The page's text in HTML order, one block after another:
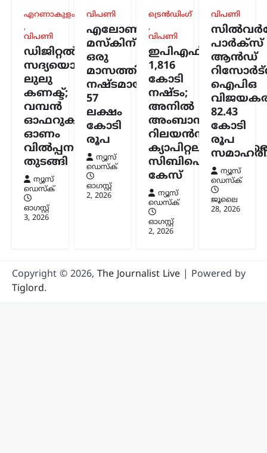
അര്‍ജുന്‍ ആയങ്കിക്കായി
വ്യാപക തിരച്ചില്‍;
വേഗത്തില്‍ പിടികൂടാന്‍
നിര്‍ദേശം നല്‍കി രമേശ്
ചെന്നിത്തല
ന്യൂസ് ഡെസ്ക്
ഓഗസ്റ്റ്‌ 7, 2026
പൊലീസിനെ പരസ്യമായി വെല്ലുവിളിച്ച
അര്‍ജുന്‍ ആയങ്കിയെ എത്രയും വേഗം
പിടികൂടാന്‍ ആഭ്യന്തരമന്ത്രി രമേശ്
ചെന്നിത്തല നിര്‍ദേശം നല്‍കിയതിനെ
തുടര്‍ന്ന് സംസ്ഥാനത്ത് പൊലീസ്
പരിശോധന ശക്തമാക്കി.
കൊച്ചിയടക്കമുള്ള വിവിധ…
എറണാകുളം
,
വിപണി
ഡിജിറ്റൽ
സദ്യയൊരുക്കി
ലുലു
കണക്ട്;
വമ്പൻ
ഓഫറുകളുമായി
ഓണം
വിൽപ്പന
തുടങ്ങി
ന്യൂസ്
ഡെസ്ക്
ഓഗസ്റ്റ്‌
3, 2026
വിപണി
എലോൺ
മസ്കിന്
ഒരു
മാസത്തിനുള്ളിൽ
നഷ്ടമായത്
57
ലക്ഷം
കോടി
രൂപ
ന്യൂസ്
ഡെസ്ക്
ഓഗസ്റ്റ്‌
2, 2026
ട്രെൻഡിംഗ്
,
വിപണി
ഇപിഎഫ്ഒയ്ക്ക്
1,816
കോടി
നഷ്ടം;
അനിൽ
അംബാനിക്കും
റിലയൻസ്
സിബിഐ
കേസ്
ന്യൂസ്
ഡെസ്ക്
ഓഗസ്റ്റ്‌
2, 2026
വിപണി
പാർക്സ്
ആൻഡ്
ഐപിഒ
82.43
കോടി
രൂപ
ന്യൂസ്
ഡെസ്ക്
ജൂലൈ
28, 2026
Copyright © 2026, The Journalist Live | Powered by
Tiglord.